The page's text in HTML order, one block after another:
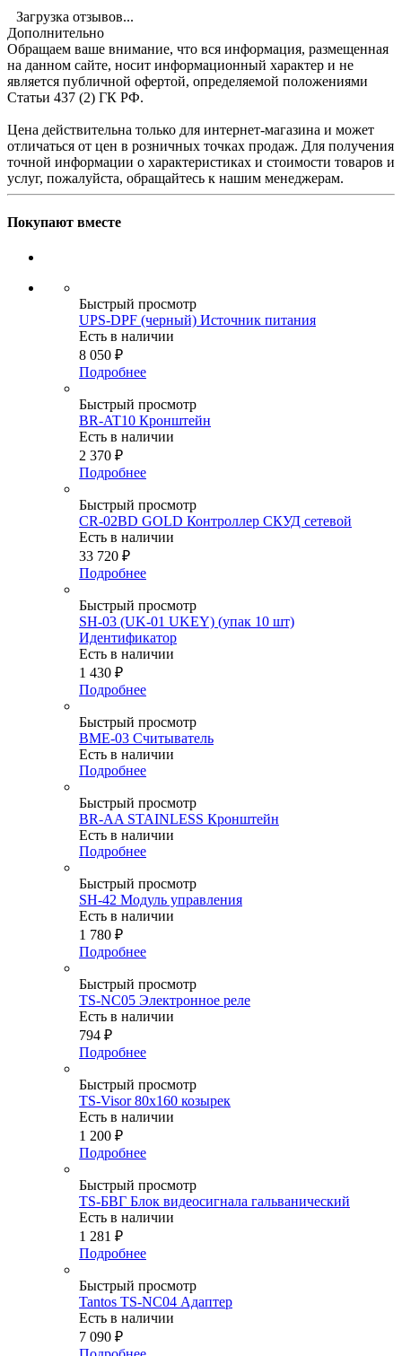
Загрузка отзывов...
Дополнительно
Обращаем ваше внимание, что вся информация, размещенная
на данном сайте, носит информационный характер и не
является публичной офертой, определяемой положениями
Статьи 437 (2) ГК РФ.
Цена действительна только для интернет-магазина и может
отличаться от цен в розничных точках продаж. Для получения
точной информации о характеристиках и стоимости товаров и
услуг, пожалуйста, обращайтесь к нашим менеджерам.
Покупают вместе
Быстрый просмотр
UPS-DPF (черный) Источник питания
Есть в наличии
8 050 ₽
Подробнее
Быстрый просмотр
BR-AT10 Кронштейн
Есть в наличии
2 370 ₽
Подробнее
Быстрый просмотр
CR-02BD GOLD Контроллер СКУД сетевой
Есть в наличии
33 720 ₽
Подробнее
Быстрый просмотр
SH-03 (UK-01 UKEY) (упак 10 шт)
Идентификатор
Есть в наличии
1 430 ₽
Подробнее
Быстрый просмотр
BME-03 Считыватель
Есть в наличии
Подробнее
Быстрый просмотр
BR-AA STAINLESS Кронштейн
Есть в наличии
Подробнее
Быстрый просмотр
SH-42 Модуль управления
Есть в наличии
1 780 ₽
Подробнее
Быстрый просмотр
TS-NC05 Электронное реле
Есть в наличии
794 ₽
Подробнее
Быстрый просмотр
TS-Visor 80x160 козырек
Есть в наличии
1 200 ₽
Подробнее
Быстрый просмотр
TS-БВГ Блок видеосигнала гальванический
Есть в наличии
1 281 ₽
Подробнее
Быстрый просмотр
Tantos TS-NC04 Адаптер
Есть в наличии
7 090 ₽